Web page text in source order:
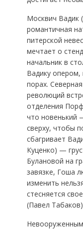
Москвич Вадик
романтичная
питерской
мечтает о
начальник в
Вадику опером,
порах.
революций
отделения
что новенький
сверху, чтобы
сбагривает
Куценко) —
Булановой на
завязке, Гоша
изменить
стесняется
(Павел